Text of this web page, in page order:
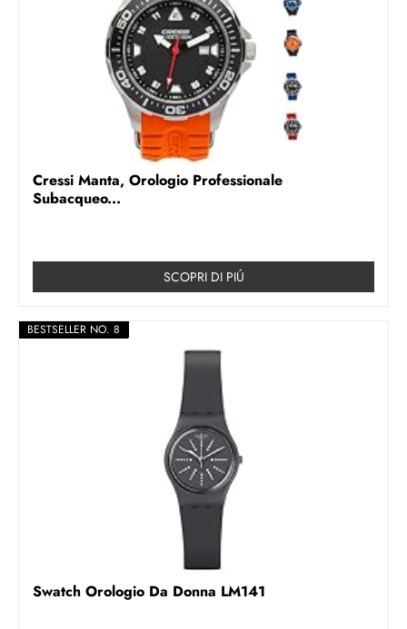
Cressi Manta, Orologio Professionale
Subacqueo...
SCOPRI DI PIÚ
BESTSELLER NO. 8
Swatch Orologio Da Donna LM141